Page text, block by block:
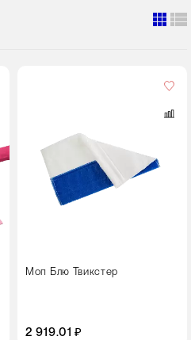
Моп Блю Твикстер
2 919.01 ₽